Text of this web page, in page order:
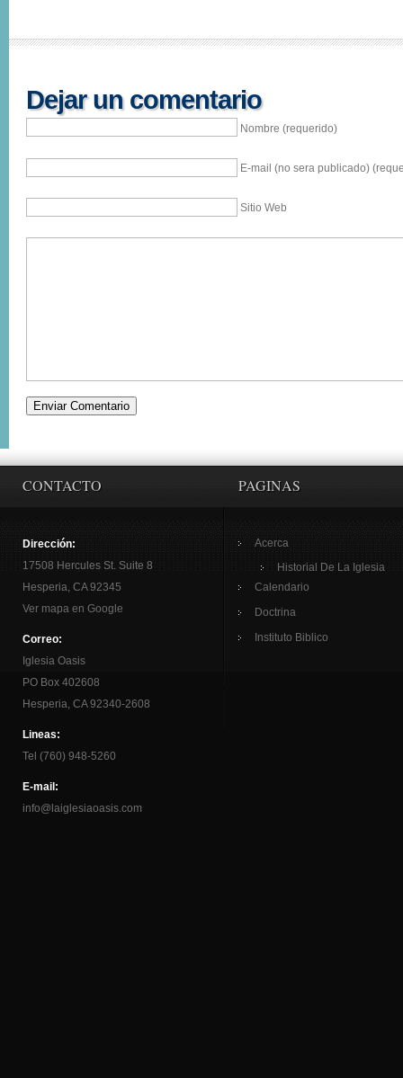
Dejar un comentario
Nombre (requerido)
E-mail (no sera publicado)
Sitio Web
CONTACTO
Dirección:
17508 Hercules St. Suite 8
Hesperia, CA 92345
Ver mapa en Google
Correo:
Iglesia Oasis
PO Box 402608
Hesperia, CA 92340-2608
Lineas:
Tel (760) 948-5260
E-mail:
info@laiglesiaoasis.com
PAGINAS
Acerca
Historial De La Iglesia
Calendario
Doctrina
Instituto Biblico